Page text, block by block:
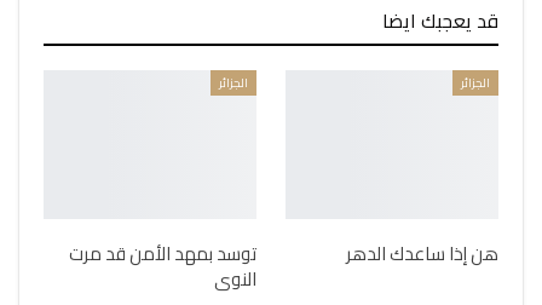
قد يعجبك ايضا
الجزائر
هن إذا ساعدك الدهر
الجزائر
توسد بمهد الأمن قد مرت
النوى